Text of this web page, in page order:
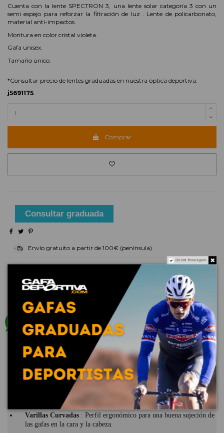
Cuenta con la lente SPECTRON 3, una lente solar categoría 3 con un
semi espejo para reforzar la filtración de luz . Lente de policarbonato,
material anti-impactos.
Montura en color cristal violeta.
Gafa unisex.
Tamaño único.
*Consultar precio de lentes graduadas en nuestra óptica deportiva.
j5691175
Comprar
Consultar graduada
Envío gratuito a partir de 100€ (península)
Tiempo de entrega: 48 horas en productos de stock
Descripción
La Julbo SLACK es lo suficientemente atrevida, descarada y
versátil para adaptarse a cualquier situación. Ligera y
supercómoda de llevar, con un diseño de montura de doble puente
que presenta un estilo audaz y una fiabilidad de lo más robusta.
Disponible en tres opciones de lentes distintas, como la lente
polarizada Spectron HD de alta resolución, que amplifica los
detalles, intensifica el contraste y el color y reduce la fatiga ocular
para ofrecer confort durante todo el día. También disponible con
Spectron 3 y Spectron 3 Polarized. Diseñada para adaptarse a
Varillas Curvadas : Perfil ergonómico para una buena sujeción de
las gafas en la cara y la cabeza.
Do not show again.